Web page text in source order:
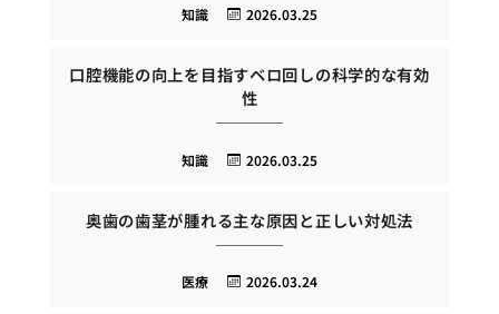
2026.03.25
知識
口腔機能の向上を目指すベロ回しの科学的な有効
性
2026.03.25
知識
奥歯の歯茎が腫れる主な原因と正しい対処法
2026.03.24
医療